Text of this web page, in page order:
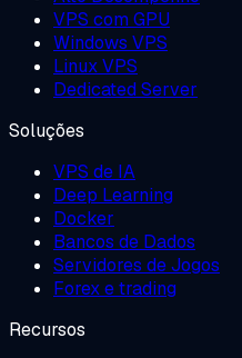
VPS com GPU
Windows VPS
Linux VPS
Dedicated Server
Soluções
VPS de IA
Deep Learning
Docker
Bancos de Dados
Servidores de Jogos
Forex e trading
Recursos